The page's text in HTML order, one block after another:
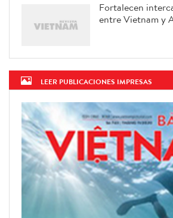
Fortalecen
entre Vietnam y
LEER PUBLICACIONES IMPRESAS